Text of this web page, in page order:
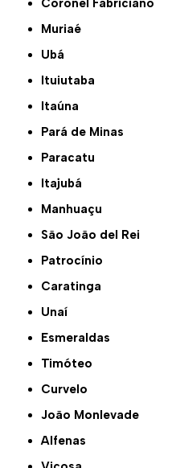
Coronel Fabriciano
Muriaé
Ubá
Ituiutaba
Itaúna
Pará de Minas
Paracatu
Itajubá
Manhuaçu
São João del Rei
Patrocínio
Caratinga
Unaí
Esmeraldas
Timóteo
Curvelo
João Monlevade
Alfenas